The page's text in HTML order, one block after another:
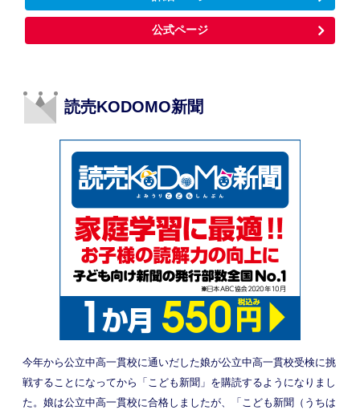
公式ページ
読売KODOMO新聞
今年から公立中高一貫校に通いだした娘が公立中高一貫校受検に挑
戦することになってから「こども新聞」を購読するようになりまし
た。娘は公立中高一貫校に合格しましたが、「こども新聞（うちは